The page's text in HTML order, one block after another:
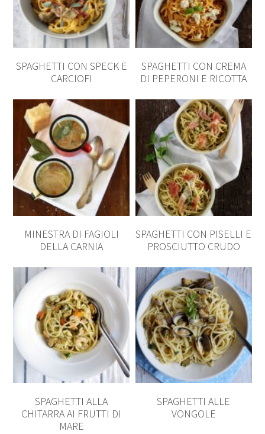
SPAGHETTI CON SPECK E
CARCIOFI
SPAGHETTI CON CREMA
DI PEPERONI E RICOTTA
MINESTRA DI FAGIOLI
DELLA CARNIA
SPAGHETTI CON PISELLI E
PROSCIUTTO CRUDO
SPAGHETTI ALLA
CHITARRA AI FRUTTI DI
MARE
SPAGHETTI ALLE
VONGOLE